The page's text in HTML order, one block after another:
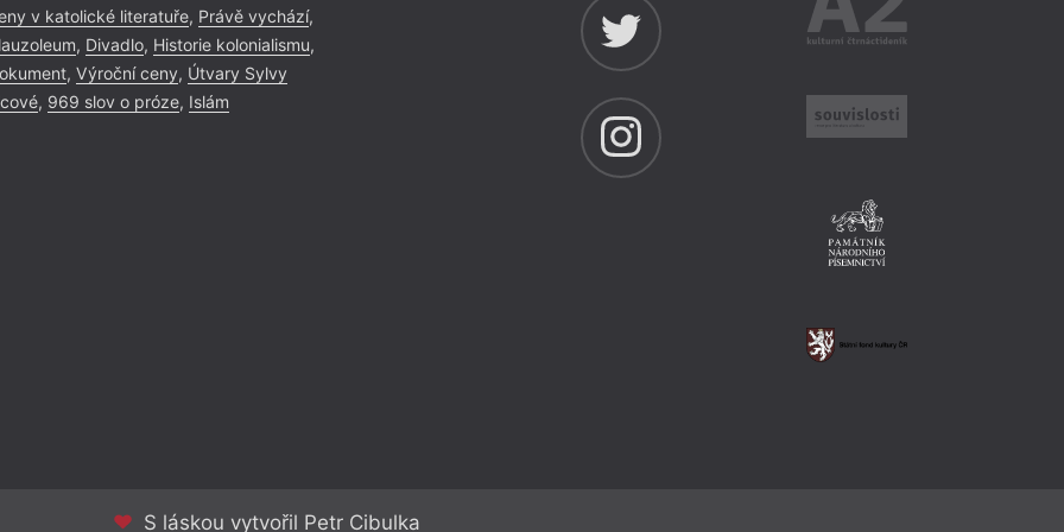
v katolické literatuře, Právě vychází,
, Divadlo, Historie kolonialismu,
, Výroční ceny, Útvary Sylvy
, 969 slov o próze, Islám
S láskou vytvořil Petr Cibulka